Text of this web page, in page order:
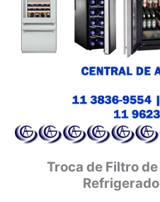
Troca de Filtro